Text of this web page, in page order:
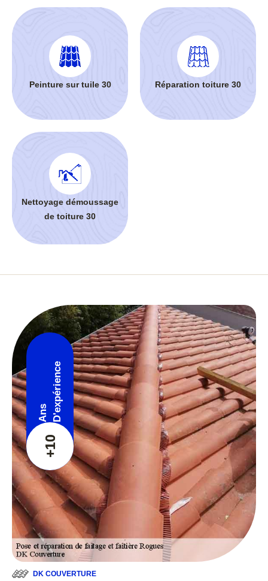
Peinture sur tuile 30 Réparation toiture 30
Nettoyage démoussage
de toiture 30
+10
Ans D'expérience
DK COUVERTURE